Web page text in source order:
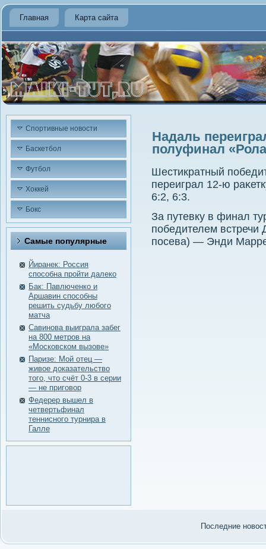
Главная Карта сайта
Спортивные новости
Баскетбол
Футбол
Хоккей
Бокс
Самые пοпулярные
Йиранек: Россия
способна пройти далеко
Бак: Павлюченко и
Аршавин способны
решить судьбу любого
матча
Савинова выиграла забег
на 800 метров на
«Московском вызове»
Паризе: Мой отец —
живое доказательство
того, что счёт 0-3 в серии
— не приговор
Федерер вышел в
четвертьфинал
теннисного турнира в
Галле
Надаль
полуфинал
Шестикратный
переиграл 12-ю
6:2, 6:3.
За путевку в финал
победителем
посева) — Энди
Последние